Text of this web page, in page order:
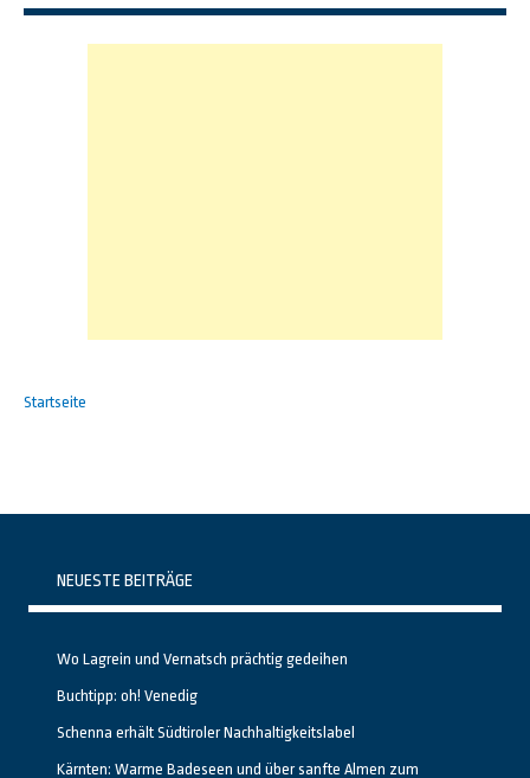
Startseite
NEUESTE BEITRÄGE
Wo Lagrein und Vernatsch prächtig gedeihen
Buchtipp: oh! Venedig
Schenna erhält Südtiroler Nachhaltigkeitslabel
Kärnten: Warme Badeseen und über sanfte Almen zum